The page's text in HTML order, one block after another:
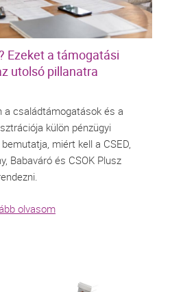
Ezeket a támogatási
utolsó pillanatra
a családtámogatások és a
külön pénzügyi
miért kell a CSED,
Babaváró és CSOK Plusz
olvasom